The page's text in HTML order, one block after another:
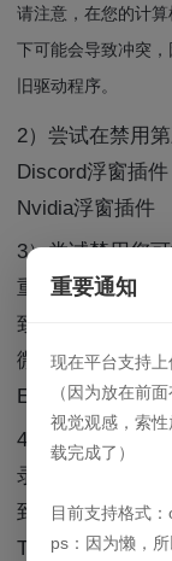
请注意，在您的计
下可能会导致冲突
旧驱动程序。
2）尝试在禁用
Discord浮窗插件
Nvidia浮窗插件
3）尝试禁用您
重要的第三方软
致游戏出现问题
微星 Afterburner
EVGA
4）删除所有
录中找
到。
重要通知
现在平台支持
（因为放在前
视觉观感，索
载完成了）
目前支持格式
ps：因为懒，